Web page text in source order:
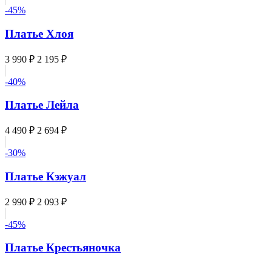
-45%
Платье Хлоя
3 990 ₽ 2 195 ₽
-40%
Платье Лейла
4 490 ₽ 2 694 ₽
-30%
Платье Кэжуал
2 990 ₽ 2 093 ₽
-45%
Платье Крестьяночка